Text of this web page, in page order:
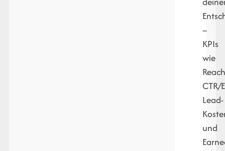
–
KPIs
wie
CTR/
Lead-
und